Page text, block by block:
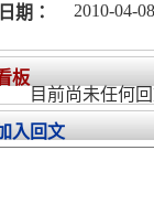
期： 2010-04-
板
目前尚未任何
入回文